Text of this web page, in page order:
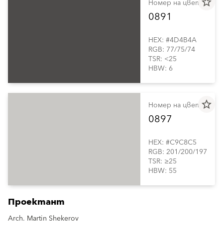
Номер на цвета
0891
HEX: #4D4B4A
RGB: 77/75/74
TSR: <25
HBW: 6
star_border
Номер на цвета
0897
HEX: #C9C8C5
RGB: 201/200/197
TSR: ≥25
HBW: 55
Проектант
Arch. Martin Shekerov